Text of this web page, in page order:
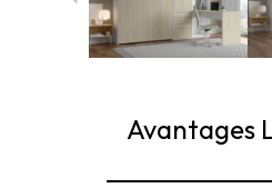
Avantages